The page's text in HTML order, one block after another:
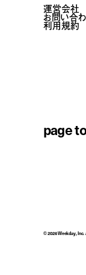
運営会社
お問い合
利用規約
page
© 2026 Weekday,